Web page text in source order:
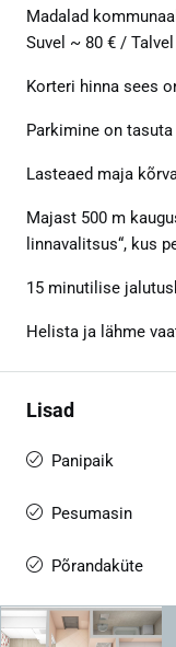
Madalad
Suvel ~ 80 € /
Korteri hinna sees
Parkimine on tasuta
Lasteaed maja
Majast 500 m
linnavalitsus“, kus
15 minutilise
Helista ja lähme
Lisad
Panipaik
Pesumasin
Põrandaküte